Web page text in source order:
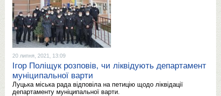
20 липня, 2021, 13:09
Ігор Поліщук розповів, чи ліквідують департамент
муніципальної варти
Луцька міська рада відповіла на петицію щодо ліквідації
департаменту муніципальної варти.